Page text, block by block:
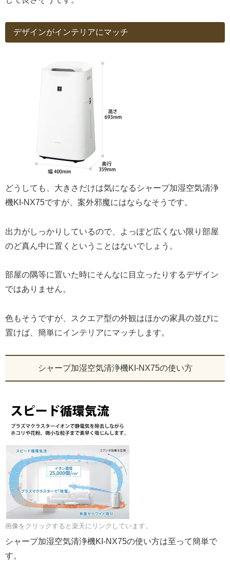
デザインがインテリアにマッチ
どうしても、大きさだけは気になるシャープ加湿空気清浄
機KI-NX75ですが、案外邪魔にはならなそうです。
出力がしっかりしているので、よっぽど広くない限り部屋
のど真ん中に置くということはないでしょう。
部屋の隅等に置いた時にそんなに目立ったりするデザイン
ではありません。
色もそうですが、スクエア型の外観はほかの家具の並びに
置けば、簡単にインテリアにマッチします。
シャープ加湿空気清浄機KI-NX75の使い方
画像をクリックすると楽天にリンクしています。
シャープ加湿空気清浄機KI-NX75の使い方は至って簡単で
す。